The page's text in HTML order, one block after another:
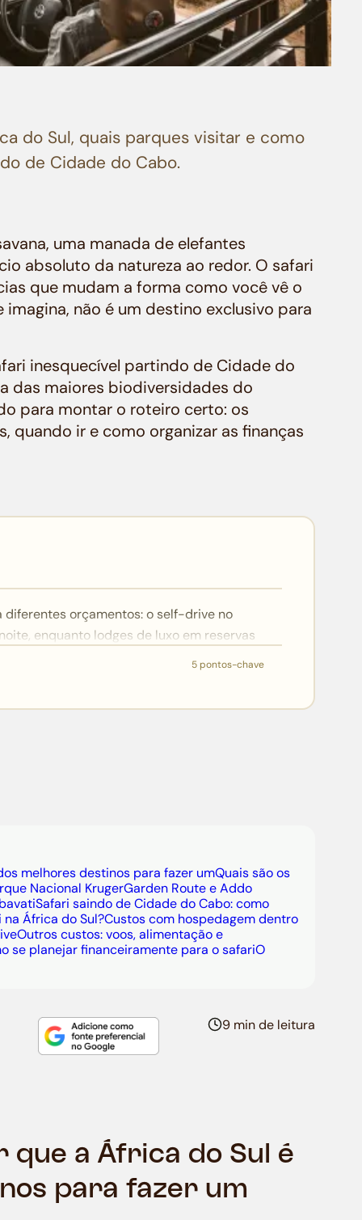
do Sul, quais parques visitar e como
de Cidade do Cabo.
uma manada de elefantes
absoluto da natureza ao redor. O safari
que mudam a forma como você vê o
não é um destino exclusivo para
inesquecível partindo de Cidade do
das maiores biodiversidades do
para montar o roteiro certo: os
quando ir e como organizar as finanças
orçamentos: o self-drive no
enquanto lodges de luxo em reservas
use umcartão de débito internacional
real, como o Cartão de Débito
nacionais aceitam amplamente
5 pontos-chave
melhores destinos para fazer umQuais são os
Nacional KrugerGarden Route e Addo
Safari saindo de Cidade do Cabo: como
África do Sul?Custos com hospedagem dentro
Outros custos: voos, alimentação e
se planejar financeiramente para o safariO
9 min de leitura
que a África do Sul é
para fazer um